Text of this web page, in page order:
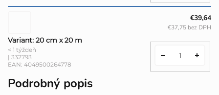
Variant: 20 cm x 20 m
< 1 týždeň
| 332793
EAN: 4049500264778
€39,64
€37,75 bez DPH
Podrobný popis